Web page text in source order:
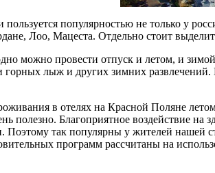
популярностью не только у
Лоо, Мацеста. Отдельно стоит
можно провести отпуск и летом, и
лыж и других зимних
в отелях на Красной Поляне
полезно. Благоприятное воздействие
Поэтому так популярны у жителей нашей
программ рассчитаны на